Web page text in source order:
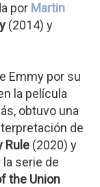
por Martin
(2014) y
Emmy por su
la película
obtuvo una
de
Rule (2020) y
serie de
the Union